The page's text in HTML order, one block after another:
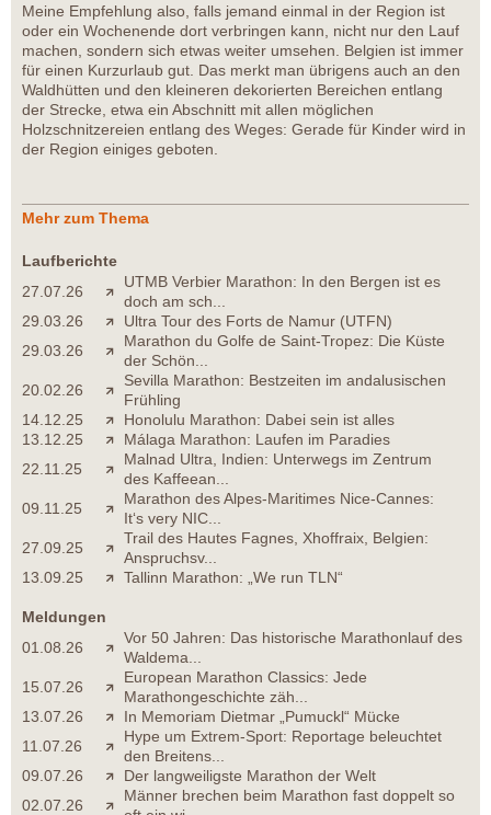
Meine Empfehlung also, falls jemand einmal in der Region ist
oder ein Wochenende dort verbringen kann, nicht nur den Lauf
machen, sondern sich etwas weiter umsehen. Belgien ist immer
für einen Kurzurlaub gut. Das merkt man übrigens auch an den
Waldhütten und den kleineren dekorierten Bereichen entlang
der Strecke, etwa ein Abschnitt mit allen möglichen
Holzschnitzereien entlang des Weges: Gerade für Kinder wird in
der Region einiges geboten.
Mehr zum Thema
Laufberichte
27.07.26
UTMB Verbier Marathon: In den Bergen ist es
doch am sch...
29.03.26
Ultra Tour des Forts de Namur (UTFN)
29.03.26
Marathon du Golfe de Saint-Tropez: Die Küste
der Schön...
20.02.26
Sevilla Marathon: Bestzeiten im andalusischen
Frühling
14.12.25
Honolulu Marathon: Dabei sein ist alles
13.12.25
Málaga Marathon: Laufen im Paradies
22.11.25
Malnad Ultra, Indien: Unterwegs im Zentrum
des Kaffeean...
09.11.25
Marathon des Alpes-Maritimes Nice-Cannes:
It‘s very NIC...
27.09.25
Trail des Hautes Fagnes, Xhoffraix, Belgien:
Anspruchsv...
13.09.25
Tallinn Marathon: „We run TLN“
Meldungen
01.08.26
Vor 50 Jahren: Das historische Marathonlauf des
Waldema...
15.07.26
European Marathon Classics: Jede
Marathongeschichte zäh...
13.07.26
In Memoriam Dietmar „Pumuckl“ Mücke
11.07.26
Hype um Extrem-Sport: Reportage beleuchtet
den Breitens...
09.07.26
Der langweiligste Marathon der Welt
02.07.26
Männer brechen beim Marathon fast doppelt so